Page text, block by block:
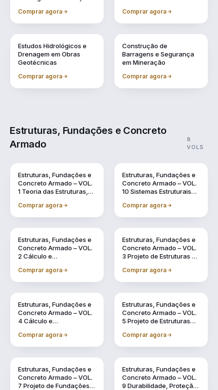
Comprar agora Comprar agora
Estudos Hidrológicos e
Drenagem em Obras
Geotécnicas
Comprar agora
Construção de
Barragens e Segurança
em Mineração
Comprar agora
Estruturas, Fundações e Concreto
Armado
8
VOLS
Estruturas, Fundações e
Concreto Armado – VOL.
1 Teoria das Estruturas,
e o Uso do BIM
Comprar agora
Estruturas, Fundações e
Concreto Armado – VOL.
10 Sistemas Estruturais
Comprar agora
Estruturas, Fundações e
Concreto Armado – VOL.
2 Cálculo e
Estruturas Usuais de
Concreto Armado
Comprar agora
Estruturas, Fundações e
Concreto Armado – VOL.
3 Projeto de Estruturas de
meio de Software BIM
Comprar agora
Estruturas, Fundações e
Concreto Armado – VOL.
4 Cálculo e
Estruturas Pré-
Fabricadas
Comprar agora
Estruturas, Fundações e
Concreto Armado – VOL.
5 Projeto de Estruturas
de Software BIM
Comprar agora
Estruturas, Fundações e
Concreto Armado – VOL.
7 Projeto de Fundações
Estruturas, Fundações e
Concreto Armado – VOL.
9 Durabilidade, Proteção